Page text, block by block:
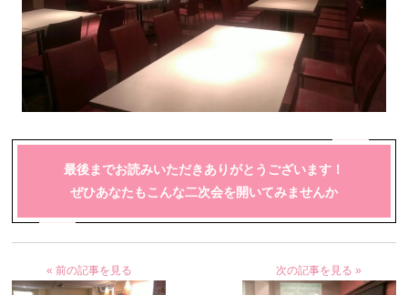
最後までお読みいただきありがとうございます！
ぜひあなたもこんな二次会を開いてみませんか
« 前の記事を見る 次の記事を見る »